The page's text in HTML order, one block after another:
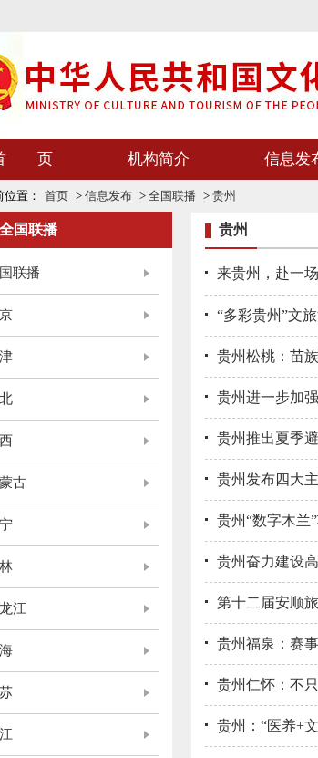
页 机构简介 信息发
位置： 首页 > 信息发布 > 全国联播 > 贵州
全国联播
联播
古
江
海
贵州
来贵州，赴一
“多彩贵州”文
贵州松桃：苗
贵州进一步加
贵州推出夏季
贵州发布四大
贵州“数字木兰
贵州奋力建设
第十二届安顺
贵州福泉：赛
贵州仁怀：不
贵州：“医养+